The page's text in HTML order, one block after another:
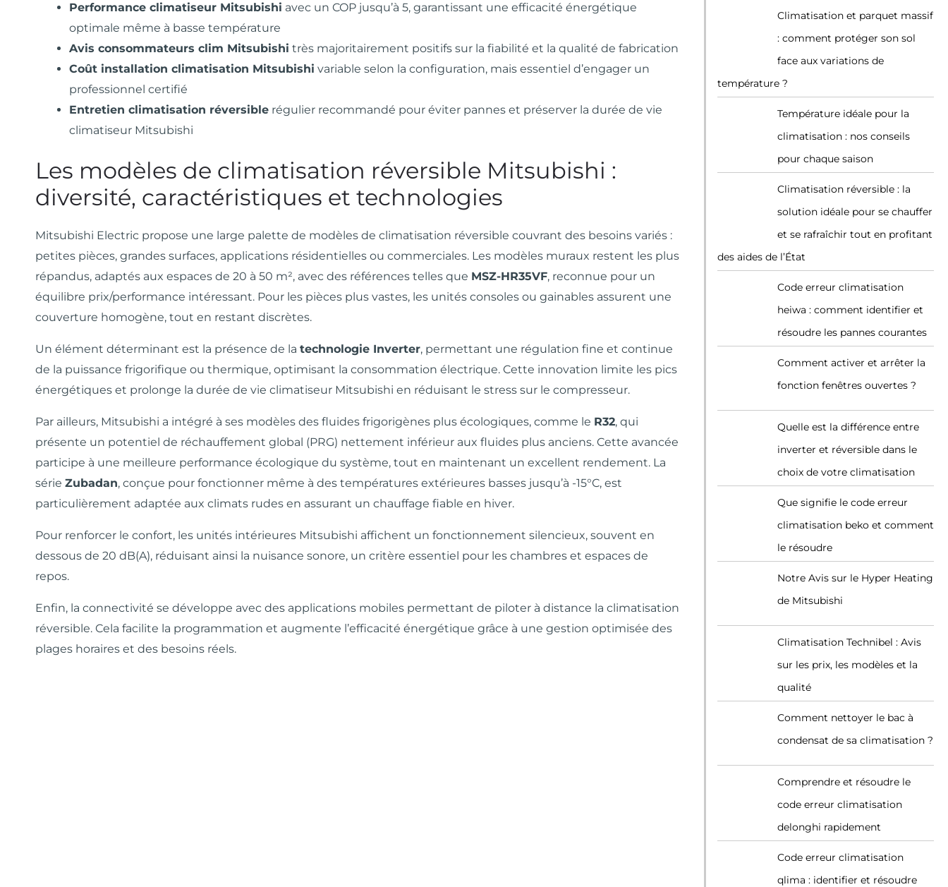
Performance climatiseur Mitsubishi avec un COP jusqu’à 5, garantissant une efficacité énergétique
optimale même à basse température
Avis consommateurs clim Mitsubishi très majoritairement positifs sur la fiabilité et la qualité de fabrication
Coût installation climatisation Mitsubishi variable selon la configuration, mais essentiel d’engager un
professionnel certifié
Entretien climatisation réversible régulier recommandé pour éviter pannes et préserver la durée de vie
climatiseur Mitsubishi
Les modèles de climatisation réversible Mitsubishi :
diversité, caractéristiques et technologies
Mitsubishi Electric propose une large palette de modèles de climatisation réversible couvrant des besoins variés :
petites pièces, grandes surfaces, applications résidentielles ou commerciales. Les modèles muraux restent les plus
répandus, adaptés aux espaces de 20 à 50 m², avec des références telles que MSZ-HR35VF, reconnue pour un
équilibre prix/performance intéressant. Pour les pièces plus vastes, les unités consoles ou gainables assurent une
couverture homogène, tout en restant discrètes.
Un élément déterminant est la présence de la technologie Inverter, permettant une régulation fine et continue
de la puissance frigorifique ou thermique, optimisant la consommation électrique. Cette innovation limite les pics
énergétiques et prolonge la durée de vie climatiseur Mitsubishi en réduisant le stress sur le compresseur.
Par ailleurs, Mitsubishi a intégré à ses modèles des fluides frigorigènes plus écologiques, comme le R32, qui
présente un potentiel de réchauffement global (PRG) nettement inférieur aux fluides plus anciens. Cette avancée
participe à une meilleure performance écologique du système, tout en maintenant un excellent rendement. La
série Zubadan, conçue pour fonctionner même à des températures extérieures basses jusqu’à -15°C, est
particulièrement adaptée aux climats rudes en assurant un chauffage fiable en hiver.
Pour renforcer le confort, les unités intérieures Mitsubishi affichent un fonctionnement silencieux, souvent en
dessous de 20 dB(A), réduisant ainsi la nuisance sonore, un critère essentiel pour les chambres et espaces de
repos.
Enfin, la connectivité se développe avec des applications mobiles permettant de piloter à distance la climatisation
réversible. Cela facilite la programmation et augmente l’efficacité énergétique grâce à une gestion optimisée des
plages horaires et des besoins réels.
Climatisation et parquet massif
: comment protéger son sol
face aux variations de
température ?
Température idéale pour la
climatisation : nos conseils
pour chaque saison
Climatisation réversible : la
solution idéale pour se chauffer
et se rafraîchir tout en profitant
des aides de l’État
Code erreur climatisation
heiwa : comment identifier et
résoudre les pannes courantes
Comment activer et arrêter la
fonction fenêtres ouvertes ?
Quelle est la différence entre
inverter et réversible dans le
choix de votre climatisation
Que signifie le code erreur
climatisation beko et comment
le résoudre
Notre Avis sur le Hyper Heating
de Mitsubishi
Climatisation Technibel : Avis
sur les prix, les modèles et la
qualité
Comment nettoyer le bac à
condensat de sa climatisation ?
Comprendre et résoudre le
code erreur climatisation
delonghi rapidement
Code erreur climatisation
qlima : identifier et résoudre